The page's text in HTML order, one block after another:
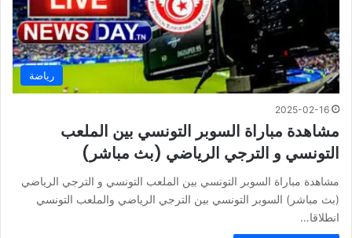
رياضة
2025-02-16
مشاهدة مباراة السوبر التونسي بين الملعب
التونسي و الترجي الرياضي (بث مباشر)
مشاهدة مباراة السوبر التونسي بين الملعب التونسي و الترجي الرياضي
(بث مباشر) السوبر التونسي بين الترجي الرياضي والملعب التونسي
انطلاقا…